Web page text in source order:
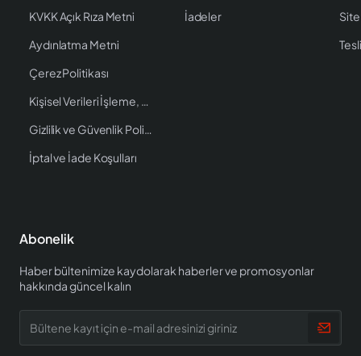
KVKK Açık Rıza Metni
Aydınlatma Metni
Çerez Politikası
Kişisel Verileri İşleme, Saklama ve İmha Politikası
Gizlilik ve Güvenlik Politikası
İptal ve İade Koşulları
İadeler
Site
Abonelik
Haber bültenimize kaydolarak haberler ve promosyonlar
hakkında güncel kalın
kayıt
için